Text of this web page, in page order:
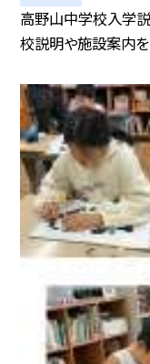
高野山中学校入学
校説明や施設案内